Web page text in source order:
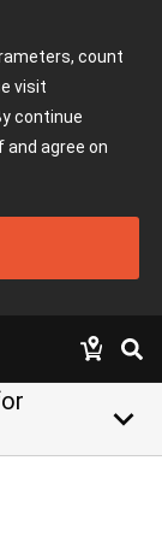
count
visit
continue
and agree on
keyboard_arrow_down